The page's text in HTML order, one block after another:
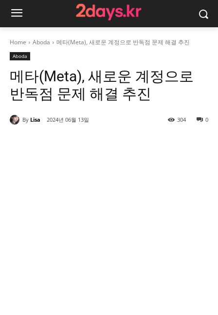
Home Aboda 메타(Meta), 새로운 계정으로 반독점 문제 해결 추진
Aboda
메타(Meta), 새로운 계정으로
반독점 문제 해결 추진
By Lisa 2024년 06월 13일 0
304